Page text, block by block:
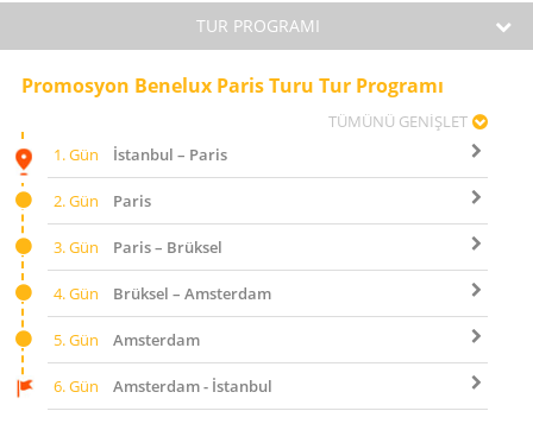
TUR PROGRAMI
Promosyon Benelux Paris Turu Tur Programı
TÜMÜNÜ GENİŞLET
1. Gün
İstanbul – Paris
2. Gün Paris
3. Gün Paris – Brüksel
4. Gün Brüksel – Amsterdam
5. Gün Amsterdam
6. Gün Amsterdam - İstanbul